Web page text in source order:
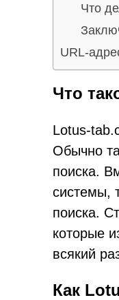
Что
URL-
Что
Lotus-
Обычно
поиска.
системы,
поиска.
которые
всякий
Как